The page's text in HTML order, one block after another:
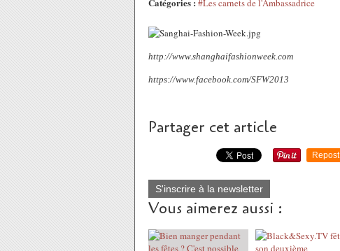
#Les carnets de l'Ambassadrice
http://www.shanghaifashionweek.com
https://www.facebook.com/SFW2013
Partager cet article
Repost
S'inscrire à la newsletter
Vous aimerez aussi :